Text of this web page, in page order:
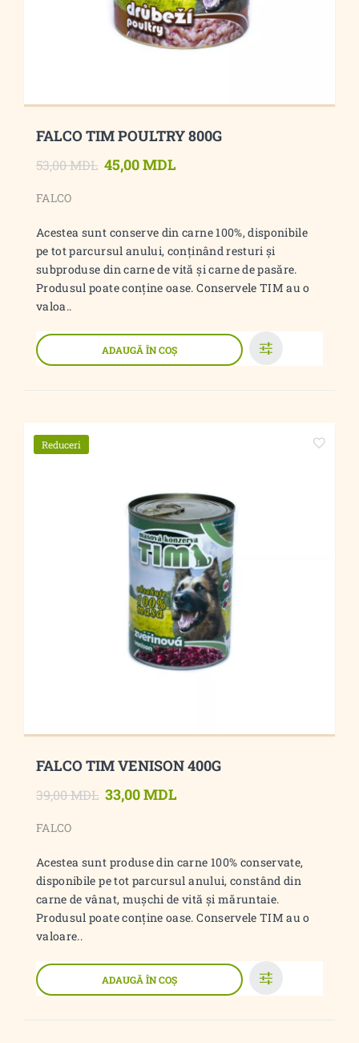
FALCO TIM POULTRY 800G
53,00 MDL 45,00 MDL
FALCO
Acestea sunt conserve din carne 100%, disponibile
pe tot parcursul anului, conținând resturi și
subproduse din carne de vită și carne de pasăre.
Produsul poate conține oase. Conservele TIM au o
valoa..
ADAUGĂ ÎN COŞ
Reduceri
FALCO TIM VENISON 400G
39,00 MDL 33,00 MDL
FALCO
Acestea sunt produse din carne 100% conservate,
disponibile pe tot parcursul anului, constând din
carne de vânat, mușchi de vită și măruntaie.
Produsul poate conține oase. Conservele TIM au o
valoare..
ADAUGĂ ÎN COŞ